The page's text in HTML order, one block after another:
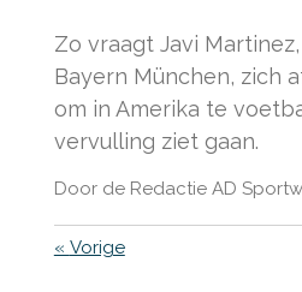
Zo vraagt Javi
Bayern München, zich
om in Amerika te
vervulling ziet gaan.
Door de Redactie AD
« Vorige